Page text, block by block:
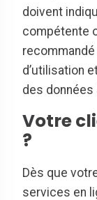
doivent
compétente
d’utilisation
des
Votre
?
Dès que
services en